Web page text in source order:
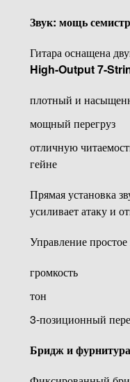
Звук: мощь
Гитара оснащена
High-Output 7-
плотный и
мощный перегруз
отличную
гейне
Прямая установка
усиливает атаку и
Управление
громкость
тон
3-позиционный
Бридж и